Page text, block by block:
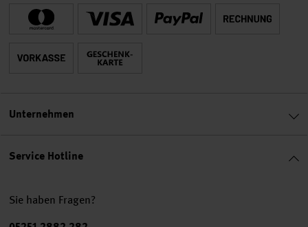
Service Hotline
Sie haben Fragen?
Unternehmen